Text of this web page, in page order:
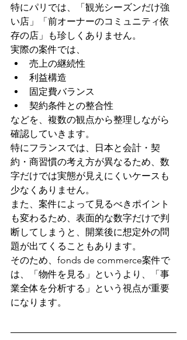
特にパリでは、「観光シーズンだけ強
い店」「前オーナーのコミュニティ依
存の店」も珍しくありません。
実際の案件では、
売上の継続性
利益構造
固定費バランス
契約条件との整合性
などを、複数の観点から整理しながら
確認していきます。
特にフランスでは、日本と会計・契
約・商習慣の考え方が異なるため、数
字だけでは実態が見えにくいケースも
少なくありません。
また、案件によって見るべきポイント
も変わるため、表面的な数字だけで判
断してしまうと、開業後に想定外の問
題が出てくることもあります。
そのため、fonds de commerce案件で
は、「物件を見る」というより、「事
業全体を分析する」という視点が重要
になります。